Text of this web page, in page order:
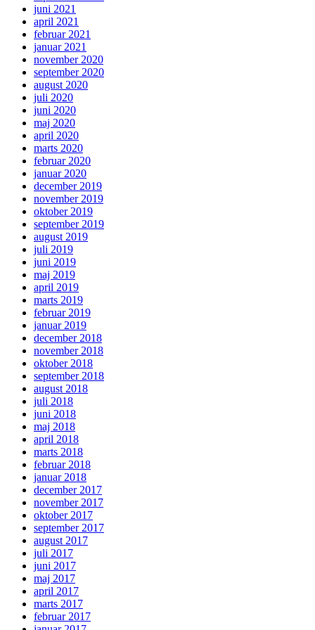
juni 2021
april 2021
februar 2021
januar 2021
november 2020
september 2020
august 2020
juli 2020
juni 2020
maj 2020
april 2020
marts 2020
februar 2020
januar 2020
december 2019
november 2019
oktober 2019
september 2019
august 2019
juli 2019
juni 2019
maj 2019
april 2019
marts 2019
februar 2019
januar 2019
december 2018
november 2018
oktober 2018
september 2018
august 2018
juli 2018
juni 2018
maj 2018
april 2018
marts 2018
februar 2018
januar 2018
december 2017
november 2017
oktober 2017
september 2017
august 2017
juli 2017
juni 2017
maj 2017
april 2017
marts 2017
februar 2017